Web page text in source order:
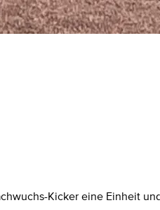
Kicker eine Einheit